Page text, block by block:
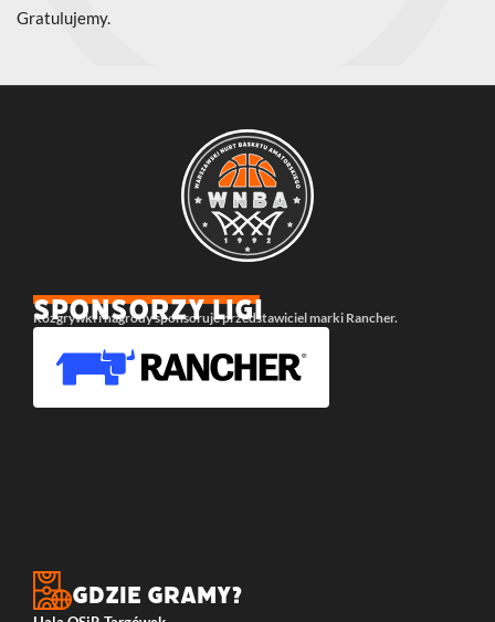
Gratulujemy.
SPONSORZY LIGI
Rozgrywki i nagrody sponsoruje przedstawiciel marki Rancher.
Gdzie gramy?